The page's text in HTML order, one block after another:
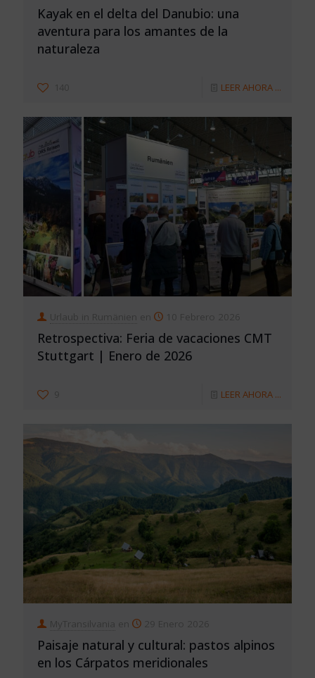
Kayak en el delta del Danubio: una
aventura para los amantes de la
naturaleza
140 LEER AHORA ...
Urlaub in Rumänien en 10 Febrero 2026
Retrospectiva: Feria de vacaciones CMT
Stuttgart | Enero de 2026
9 LEER AHORA ...
MyTransilvania en 29 Enero 2026
Paisaje natural y cultural: pastos alpinos
en los Cárpatos meridionales